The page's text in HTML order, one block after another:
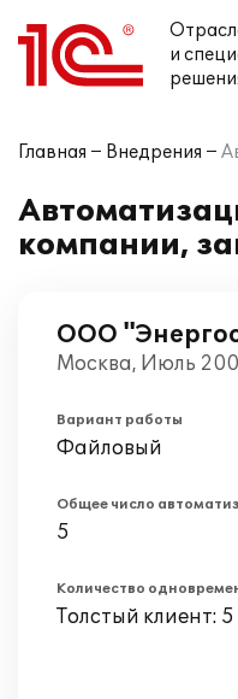
и
Главная Внедрения
компании,
ООО
Москва, Июль
Вариант работы
Файловый
Общее число
5
Количество
Толстый клиент: 5